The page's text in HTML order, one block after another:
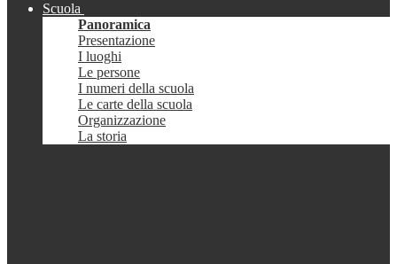
Scuola
Panoramica
Presentazione
I luoghi
Le persone
I numeri della scuola
Le carte della scuola
Organizzazione
La storia